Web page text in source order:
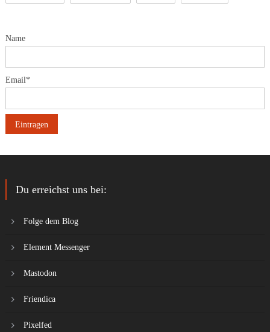
Name
Email*
Du erreichst uns bei:
Folge dem Blog
Element Messenger
Mastodon
Friendica
Pixelfed